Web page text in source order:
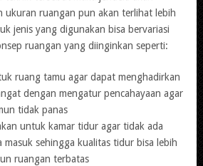
ukuran ruangan pun akan terlihat lebih
jenis yang digunakan bisa bervariasi
ruangan yang diinginkan seperti:
ruang tamu agar dapat menghadirkan
dengan mengatur pencahayaan agar
tidak panas
untuk kamar tidur agar tidak ada
masuk sehingga kualitas tidur bisa lebih
ruangan terbatas